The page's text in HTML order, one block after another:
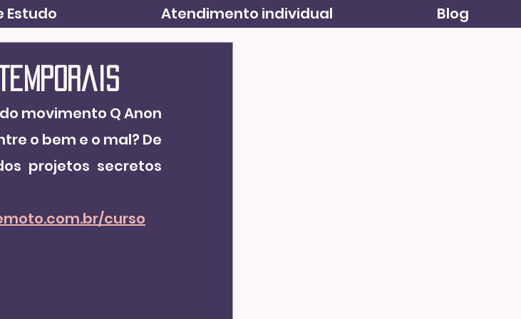
Estudo Atendimento individual Blog
movimento Q Anon
o bem e o mal? De
projetos secretos
curso